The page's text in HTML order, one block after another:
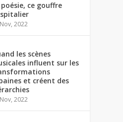
poésie, ce gouffre
2022
les scènes
influent sur les
et créent des
2022